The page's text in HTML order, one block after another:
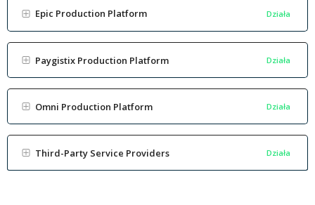
Epic Production Platform Działa
Paygistix Production Platform Działa
Omni Production Platform Działa
Third-Party Service Providers Działa